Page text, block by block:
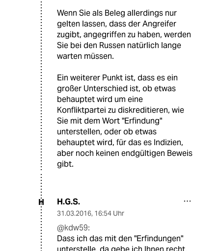
Wenn Sie als Beleg allerdings nur
gelten lassen, dass der Angreifer
zugibt, angegriffen zu haben, werden
Sie bei den Russen natürlich lange
warten müssen.
Ein weiterer Punkt ist, dass es ein
großer Unterschied ist, ob etwas
behauptet wird um eine
Konfliktpartei zu diskreditieren, wie
Sie mit dem Wort "Erfindung"
unterstellen, oder ob etwas
behauptet wird, für das es Indizien,
aber noch keinen endgültigen Beweis
gibt.
H H.G.S.
31.03.2016, 16:54 Uhr
@kdw59:
Dass ich das mit den "Erfindungen"